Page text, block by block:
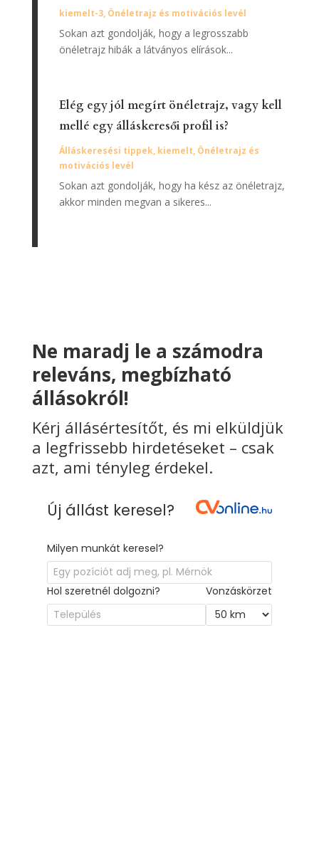
kiemelt-3, Önéletrajz és motivációs levél
Sokan azt gondolják, hogy a legrosszabb
önéletrajz hibák a látványos elírások...
Elég egy jól megírt önéletrajz, vagy kell
mellé egy álláskeresői profil is?
Álláskeresési tippek, kiemelt, Önéletrajz és
motivációs levél
Sokan azt gondolják, hogy ha kész az önéletrajz,
akkor minden megvan a sikeres...
Ne maradj le a számodra
releváns, megbízható
állásokról!
Kérj állásértesítőt, és mi elküldjük
a legfrissebb hirdetéseket – csak
azt, ami tényleg érdekel.